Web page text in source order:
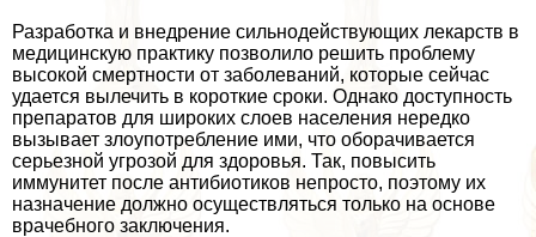
Разработка и внедрение сильнодействующих лекарств в
медицинскую пpaктику позволило решить проблему
высокой cмepтности от заболеваний, которые сейчас
удается вылечить в короткие сроки. Однако доступность
препаратов для широких слоев населения нередко
вызывает злоупотрeбление ими, что оборачивается
серьезной угрозой для здоровья. Так, повысить
иммунитет после антибиотиков непросто, поэтому их
назначение должно осуществляться только на основе
врачебного заключения.